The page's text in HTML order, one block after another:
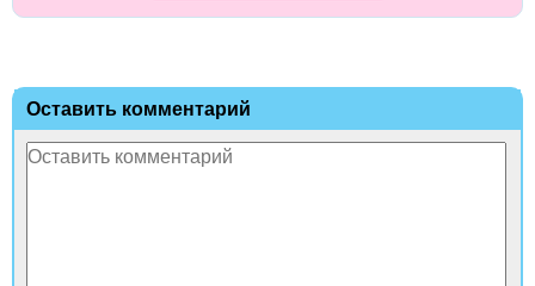
Оставить комментарий